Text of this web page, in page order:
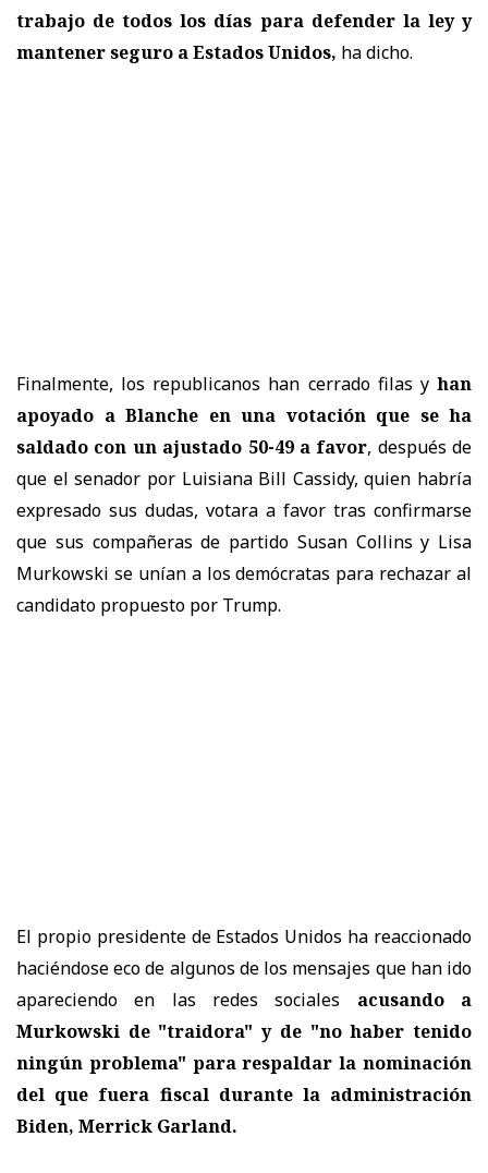
trabajo de todos los días para defender la ley y
mantener seguro a Estados Unidos, ha dicho.
Finalmente, los republicanos han cerrado filas y han
apoyado a Blanche en una votación que se ha
saldado con un ajustado 50-49 a favor, después de
que el senador por Luisiana Bill Cassidy, quien habría
expresado sus dudas, votara a favor tras confirmarse
que sus compañeras de partido Susan Collins y Lisa
Murkowski se unían a los demócratas para rechazar al
candidato propuesto por Trump.
El propio presidente de Estados Unidos ha reaccionado
haciéndose eco de algunos de los mensajes que han ido
apareciendo en las redes sociales acusando a
Murkowski de "traidora" y de "no haber tenido
ningún problema" para respaldar la nominación
del que fuera fiscal durante la administración
Biden, Merrick Garland.